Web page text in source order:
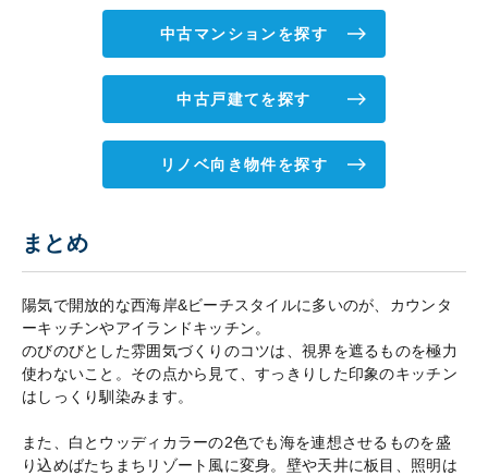
中古マンションを探す
中古戸建てを探す
リノベ向き物件を探す
まとめ
陽気で開放的な西海岸&ビーチスタイルに多いのが、カウンタ
ーキッチンやアイランドキッチン。
のびのびとした雰囲気づくりのコツは、視界を遮るものを極力
使わないこと。その点から見て、すっきりした印象のキッチン
はしっくり馴染みます。
また、白とウッディカラーの2色でも海を連想させるものを盛
り込めばたちまちリゾート風に変身。壁や天井に板目、照明は